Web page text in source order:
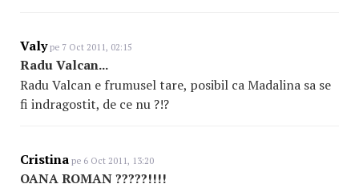
Valype 7 Oct 2011, 02:15
Radu Valcan...
Radu Valcan e frumusel tare, posibil ca Madalina sa se
fi indragostit, de ce nu ?!?
Cristina pe 6 Oct 2011, 13:20
OANA ROMAN ?????!!!!